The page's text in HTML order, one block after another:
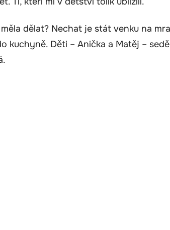
dělat? Nechat je stát venku na
kuchyně. Děti – Anička a Matěj –